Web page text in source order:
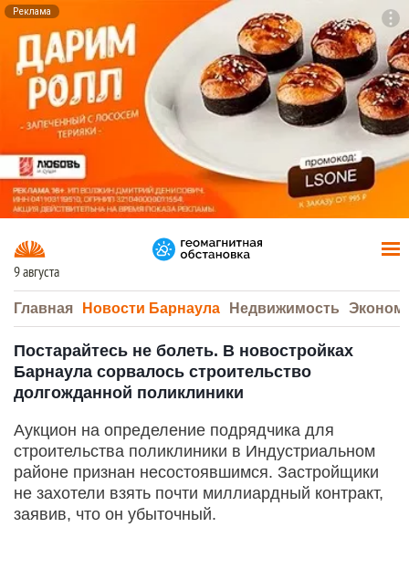
Реклама
9 августа
Главная Новости Барнаула Недвижимость
Постарайтесь не болеть. В новостройках
Барнаула сорвалось строительство
долгожданной поликлиники
Аукцион на определение подрядчика для
строительства поликлиники в Индустриальном
районе признан несостоявшимся. Застройщики
не захотели взять почти миллиардный контракт,
заявив, что он убыточный.